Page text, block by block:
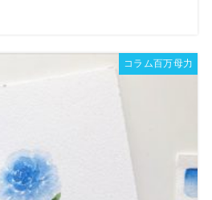
コラム百万母力